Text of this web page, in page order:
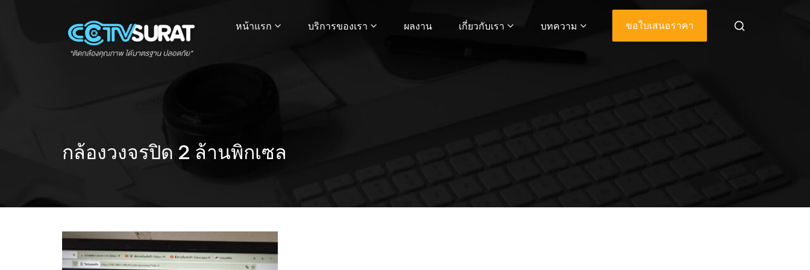
หน้าแรก บริการของเรา ผลงาน เกี่ยวกับเรา บทความ ขอใบเสนอราคา
กล้องวงจรปิด 2 ล้านพิกเซล